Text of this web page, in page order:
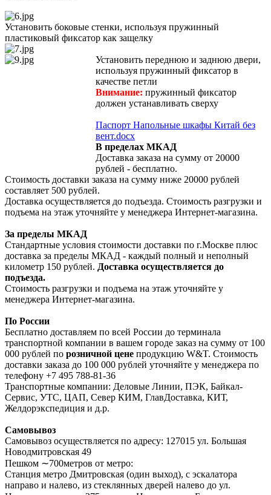
Установить боковые стенки, используя пружинный
пластиковый фиксатор как защелку
Установить переднюю и заднюю двери,
используя пружинный фиксатор в
качестве петли
Внимание: пружинный фиксатор
должен устанавливать сверху
Паспорт Напольные шкафы Китай без
вент.docx
В пределах МКАД
Доставка заказа на сумму от 20000
рублей - бесплатно.
Стоимость доставки заказа на сумму ниже 20000 рублей
составляет 500 рублей.
Доставка осуществляется до подъезда. Стоимость разгрузки и
подъема на этаж уточняйте у менеджера Интернет-магазина.
За пределы МКАД
Стандартные условия стоимости доставки по г.Москве плюс
доставка за пределы МКАД - каждый полный и неполный
километр 150 рублей. Доставка осуществляется до
подъезда.
Стоимость разгрузки и подъема на этаж уточняйте у
менеджера Интернет-магазина.
По России
Бесплатно доставляем по всей России до терминала
транспортной компании в вашем городе заказ на сумму от 100
000 рублей по розничной цене продукцию W&T. Стоимость
доставки заказа до 100 000 рублей уточняйте у менеджера по
телефону +7 495 788-81-36
Транспортные компании: Деловые Линии, ПЭК, Байкал-
Сервис, УТС, ЦАП, Север КИМ, ГлавДоставка, КИТ,
Желдорэкспедиция и д.р.
Самовывоз
Самовывоз осуществляется по адресу: 127015 ул. Большая
Новодмитровская 49
Пешком ∼700метров от метро:
Станция метро Дмитровская (один выход), с эскалатора
направо и налево, из стеклянных дверей налево до ул.